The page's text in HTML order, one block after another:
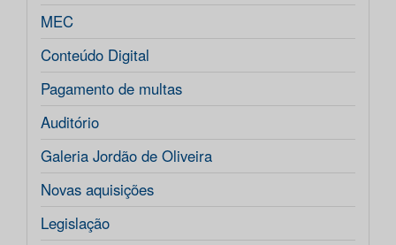
MEC
Conteúdo Digital
Pagamento de multas
Auditório
Galeria Jordão de Oliveira
Novas aquisições
Legislação